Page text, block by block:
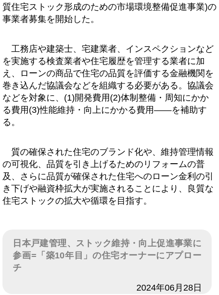
質住宅ストック形成のための市場環境整備促進事業)の
事業者募集を開始した。
工務店や建築士、宅建業者、インスペクションなど
を実施する検査業者や住宅履歴を管理する業者に加
え、ローンの商品で住宅の品質を評価する金融機関を
巻き込んだ協議会などを組織する必要がある。協議会
などを対象に、(1)開発費用(2)体制整備・周知にかか
る費用(3)性能維持・向上にかかる費用――を補助す
る。
質の確保された住宅のブランド化や、維持管理情報
の可視化、品質を引き上げるためのリフォームの普
及、さらに品質が確保された住宅へのローン金利の引
き下げや融資枠拡大が実施されることにより、良質な
住宅ストックの拡大や循環を目指す。
日本戸建管理、ストック維持・向上促進事業に
参画=「築10年目」の住宅オーナーにアプロー
チ
2024年06月28日